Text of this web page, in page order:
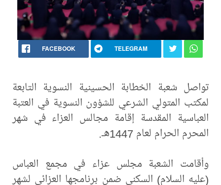
FACEBOOK TELEGRAM
تواصل شعبة الخطابة الحسينية النسوية التابعة
لمكتب المتولي الشرعي للشؤون النسوية في العتبة
العباسية المقدسة إقامة مجالس العزاء في شهر
المحرم الحرام لعام 1447هـ.
وأقامت الشعبة مجلس عزاء في مجمع العباس
(عليه السلام) السكني ضمن برنامجها العزائي لشهر